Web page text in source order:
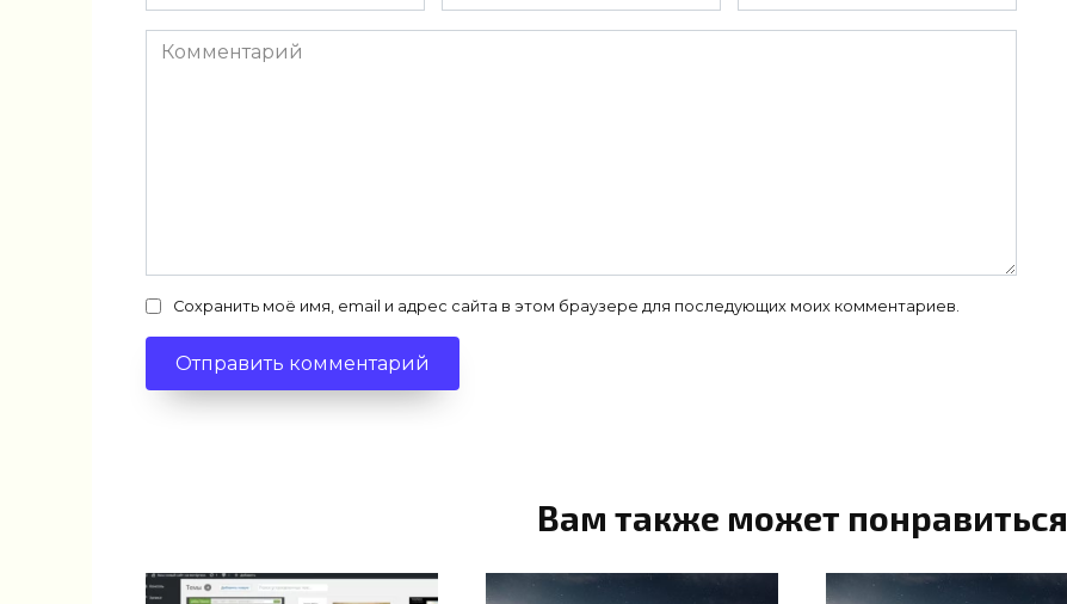
*
*
Комментарий
Сохранить моё имя, email и адрес сайта в этом браузере для последующих моих комментариев.
Вам также может понравиться